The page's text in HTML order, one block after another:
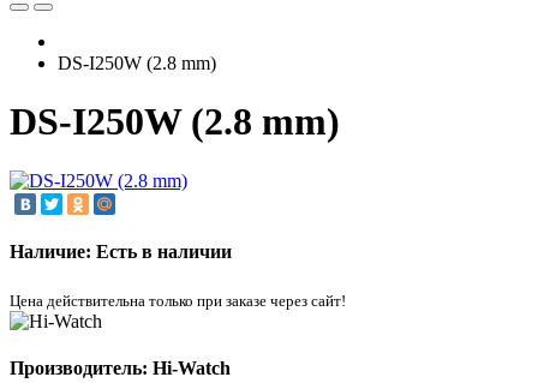
DS-I250W (2.8 mm)
DS-I250W (2.8 mm)
Наличие: Есть в наличии
Цена действительна только при заказе через сайт!
Производитель: Hi-Watch